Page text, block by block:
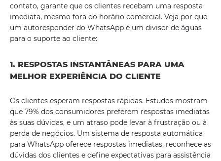
contato, garante que os clientes recebam uma resposta
imediata, mesmo fora do horário comercial. Veja por que
um autoresponder do WhatsApp é um divisor de águas
para o suporte ao cliente:
1. RESPOSTAS INSTANTÂNEAS PARA UMA
MELHOR EXPERIÊNCIA DO CLIENTE
Os clientes esperam respostas rápidas. Estudos mostram
que 79% dos consumidores preferem respostas imediatas
às suas dúvidas, e um atraso pode levar à frustração ou à
perda de negócios. Um sistema de resposta automática
para WhatsApp oferece respostas imediatas, reconhece as
dúvidas dos clientes e define expectativas para assistência